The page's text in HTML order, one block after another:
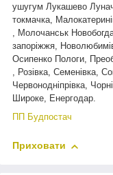
ушугум Лукашево
токмачка,
, Молочанськ
запоріжжя,
Осипенко Пологи,
, Розівка, Семенівка,
Червонодніпрівка,
Широке, Енергодар.
ПП Будпостач
Приховати